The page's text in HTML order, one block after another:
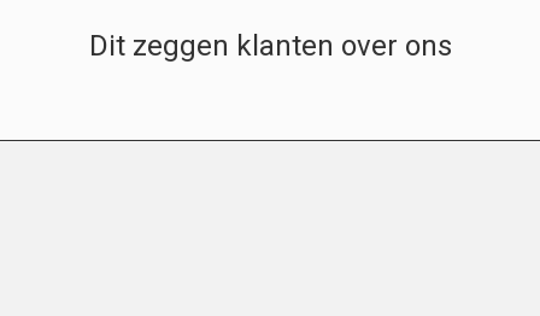
Dit zeggen klanten over ons